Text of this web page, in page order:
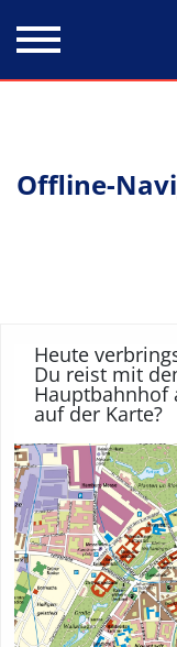
Offline-
Heute
Du reist mit
Hauptbahnhof
auf der Karte?